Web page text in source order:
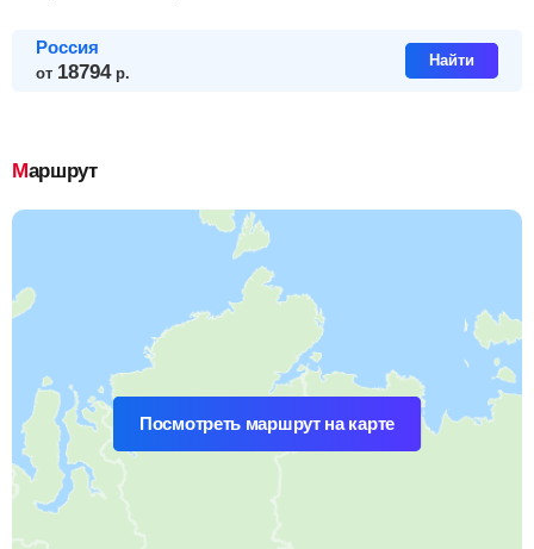
Россия
от 18794 р.
Найти
Маршрут
Посмотреть маршрут на карте